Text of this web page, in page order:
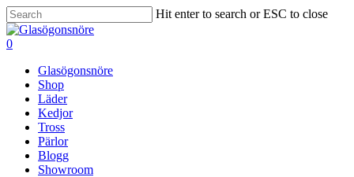
Skip
to
main
Hit enter to search or ESC to close
Close
Search
search
0
Glasögonsnöre
Shop
Läder
Kedjor
Tross
Pärlor
Blogg
Showroom